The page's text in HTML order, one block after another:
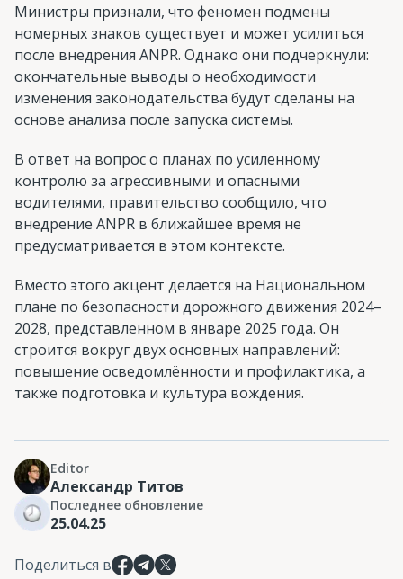
Министры признали, что феномен подмены
номерных знаков существует и может усилиться
после внедрения ANPR. Однако они подчеркнули:
окончательные выводы о необходимости
изменения законодательства будут сделаны на
основе анализа после запуска системы.
В ответ на вопрос о планах по усиленному
контролю за агрессивными и опасными
водителями, правительство сообщило, что
внедрение ANPR в ближайшее время не
предусматривается в этом контексте.
Вместо этого акцент делается на Национальном
плане по безопасности дорожного движения 2024–
2028, представленном в январе 2025 года. Он
строится вокруг двух основных направлений:
повышение осведомлённости и профилактика, а
также подготовка и культура вождения.
Editor
Александр Титов
Последнее обновление
25.04.25
Поделиться в